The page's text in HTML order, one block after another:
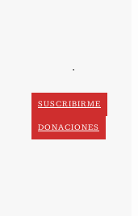
·
SUSCRIBIRME
DONACIONES